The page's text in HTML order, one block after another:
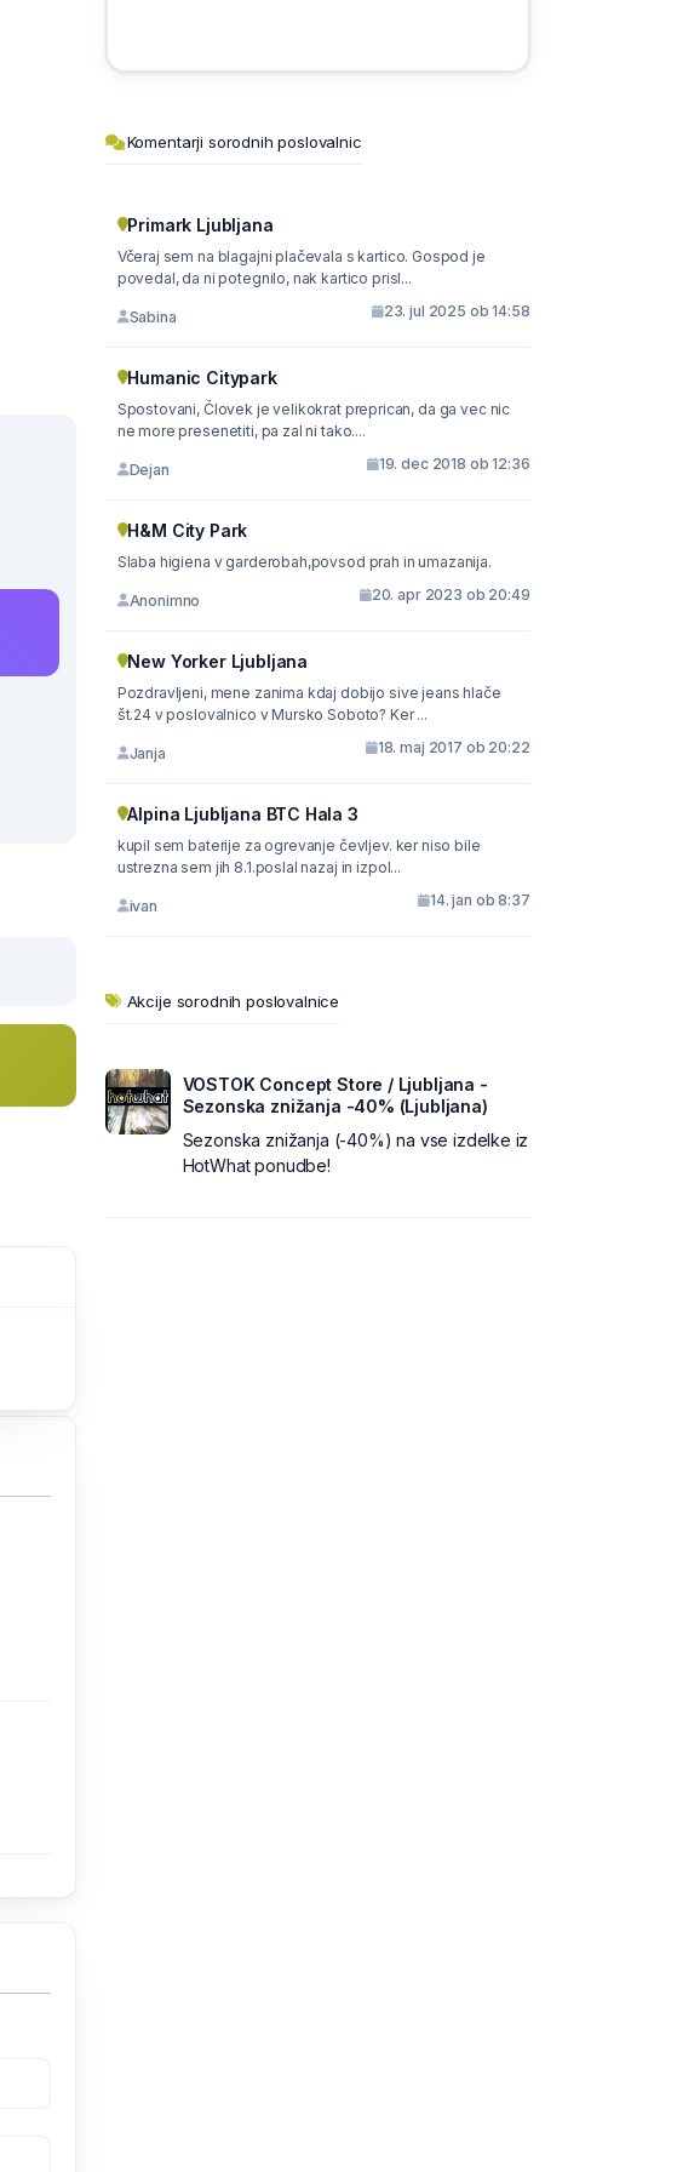
Komentarji sorodnih poslovalnic
Primark Ljubljana
Včeraj sem na blagajni plačevala s kartico. Gospod je
povedal, da ni potegnilo, nak kartico prisl...
Sabina 23. jul 2025 ob 14:58
Humanic Citypark
Spostovani, Človek je velikokrat preprican, da ga vec nic
ne more presenetiti, pa zal ni tako....
Dejan 19. dec 2018 ob 12:36
H&M City Park
Slaba higiena v garderobah,povsod prah in umazanija.
Anonimno 20. apr 2023 ob 20:49
New Yorker Ljubljana
Pozdravljeni, mene zanima kdaj dobijo sive jeans hlače
št.24 v poslovalnico v Mursko Soboto? Ker ...
Janja 18. maj 2017 ob 20:22
Alpina Ljubljana BTC Hala 3
kupil sem baterije za ogrevanje čevljev. ker niso bile
ustrezna sem jih 8.1.poslal nazaj in izpol...
ivan 14. jan ob 8:37
Akcije sorodnih poslovalnice
VOSTOK Concept Store / Ljubljana -
Sezonska znižanja -40% (Ljubljana)
Sezonska znižanja (-40%) na vse izdelke iz
HotWhat ponudbe!